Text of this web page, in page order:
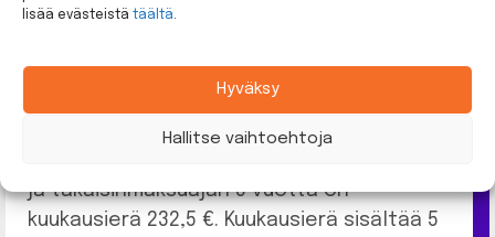
lisää evästeistä täältä.
Hyväksy
Hallitse vaihtoehtoja
3
8
Seuraava
ja takaisinmaksuajan 5 vuotta on
kuukausierä 232,5 €. Kuukausierä sisältää 5